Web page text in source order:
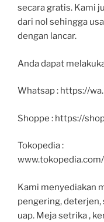
secara gratis. Kami
dari nol sehingga
dengan lancar.
Anda dapat
Whatsap : https://
Shoppe : https://
Tokopedia :
Kami menyediakan
pengering,
uap. Meja setrika ,